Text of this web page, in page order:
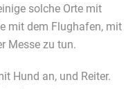
solche Orte mit
mit dem Flughafen, mit
Messe zu tun.
Hund an, und Reiter.